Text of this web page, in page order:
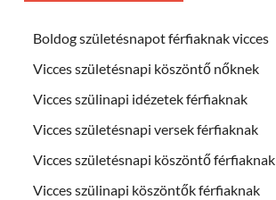
Boldog születésnapot férfiaknak vicces
Vicces születésnapi köszöntő nőknek
Vicces szülinapi idézetek férfiaknak
Vicces születésnapi versek férfiaknak
Vicces születésnapi köszöntő férfiaknak
Vicces szülinapi köszöntők férfiaknak